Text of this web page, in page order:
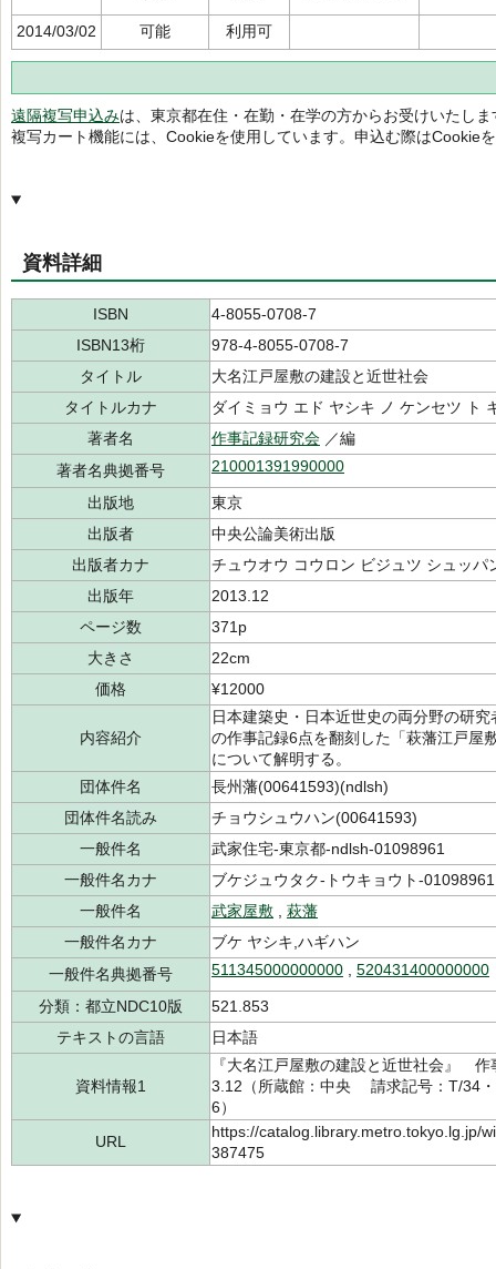
2014/03/02 可能 利用可
遠隔複写申込みは、東京都在住・在勤・在学の方からお受けいたしま
複写カート機能には、Cookieを使用しています。申込む際はCookie
資料詳細
ISBN
4-8055-0708-7
ISBN13桁
978-4-8055-0708-7
タイトル
大名江戸屋敷の建設と近世社会
タイトルカナ
ダイミョウ エド ヤシキ ノ ケンセツ ト
著者名
作事記録研究会 ／編
著者名典拠番号
210001391990000
出版地
東京
出版者
中央公論美術出版
出版者カナ
チュウオウ コウロン ビジュツ シュッパ
出版年
2013.12
ページ数
371p
大きさ
22cm
価格
¥12000
内容紹介
日本建築史・日本近世史の両分野の研
の作事記録6点を翻刻した「萩藩江戸屋
について解明する。
団体件名
長州藩(00641593)(ndlsh)
団体件名読み
チョウシュウハン(00641593)
一般件名
武家住宅-東京都-ndlsh-01098961
一般件名カナ
ブケジュウタク-トウキョウト-01098961
一般件名
武家屋敷
萩藩
一般件名カナ
ブケ ヤシキ,ハギハン
一般件名典拠番号
511345000000000 520431400000000
分類：都立NDC10版
521.853
テキストの言語
日本語
資料情報1
『大名江戸屋敷の建設と近世社会』
3.12（所蔵館：中央 請求記号：T/34
6）
URL
https://catalog.library.metro.tokyo.lg.jp/
387475